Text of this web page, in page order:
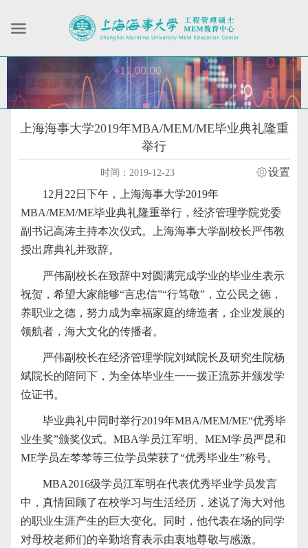
上海海事大学2019年MBA/MEM/ME毕业典礼隆重
举行
时间：2019-12-23
设置
12月22日下午，上海海事大学2019年
MBA/MEM/ME毕业典礼隆重举行，经济管理学院党委
副书记高涛主持本次仪式。上海海事大学副校长严伟教
授出席典礼并致辞。
严伟副校长在致辞中对圆满完成学业的毕业生表示
祝贺，希望大家能够“言忠信”“行笃敬”，立公民之德，
养职业之德，努力成为幸福家庭的缔造者，企业发展的
领航者，海大文化的传播者。
严伟副校长在经济管理学院刘斌院长及研究生院杨
斌院长的陪同下，为全体毕业生一一拨正流苏并颁发学
位证书。
毕业典礼中同时举行2019年MBA/MEM/ME“优秀毕
业生奖”颁奖仪式。MBA学员江军明、MEM学员严昆和
ME学员左棽棽等三位学员荣获了“优秀毕业生”称号。
MBA2016级学员江军明在代表优秀毕业学员发言
中，真情回顾了在校学习与生活经历，述说了海大对他
的职业生涯产生的巨大变化。同时，他代表在场的同学
对母校老师们的辛勤培育表示由衷地尊敬与感激。